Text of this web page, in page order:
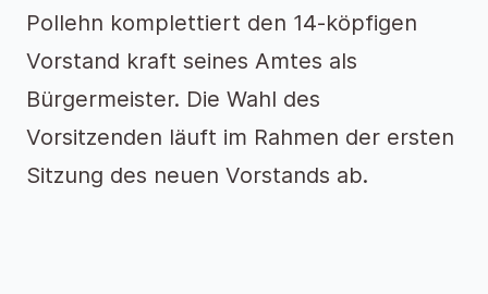
Pollehn komplettiert den 14-köpfigen
Vorstand kraft seines Amtes als
Bürgermeister. Die Wahl des
Vorsitzenden läuft im Rahmen der ersten
Sitzung des neuen Vorstands ab.